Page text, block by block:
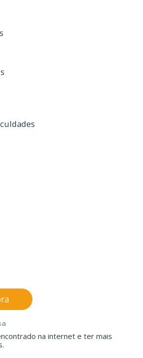
na internet e ter mais